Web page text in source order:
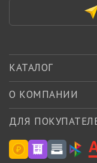
КАТАЛОГ
О КОМПАНИИ
ДЛЯ